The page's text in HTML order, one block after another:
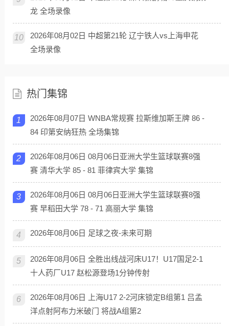
龙 全场录像
10
2026年08月02日 中超第21轮 辽宁铁人vs上海申花
全场录像
热门集锦
1
2026年08月07日 WNBA常规赛 拉斯维加斯王牌 86 -
84 印第安纳狂热 全场集锦
2
2026年08月06日 08月06日亚洲大学生篮球联赛8强
赛 清华大学 85 - 81 菲律宾大学 集锦
3
2026年08月06日 08月06日亚洲大学生篮球联赛8强
赛 早稻田大学 78 - 71 高丽大学 集锦
4 2026年08月06日 足球之夜-未来可期
5
2026年08月06日 全胜出线战河床U17！U17国足2-1
十人药厂U17 赵松源登场1分钟传射
6
2026年08月06日 上海U17 2-2河床锁定B组第1 吕孟
洋点射阿布力米破门 将战A组第2